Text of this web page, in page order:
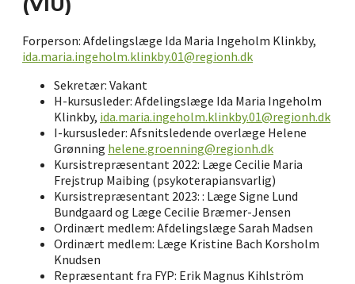
Forperson: Afdelingslæge Ida Maria Ingeholm Klinkby,
ida.maria.ingeholm.klinkby.01@regionh.dk
Sekretær: Vakant
H-kursusleder: Afdelingslæge Ida Maria Ingeholm
Klinkby, ida.maria.ingeholm.klinkby.01@regionh.dk
I-kursusleder: Afsnitsledende overlæge Helene
Grønning helene.groenning@regionh.dk
Kursistrepræsentant 2022: Læge Cecilie Maria
Frejstrup Maibing (psykoterapiansvarlig)
Kursistrepræsentant 2023: : Læge Signe Lund
Bundgaard og Læge Cecilie Bræmer-Jensen
Ordinært medlem: Afdelingslæge Sarah Madsen
Ordinært medlem: Læge Kristine Bach Korsholm
Knudsen
Repræsentant fra FYP: Erik Magnus Kihlström